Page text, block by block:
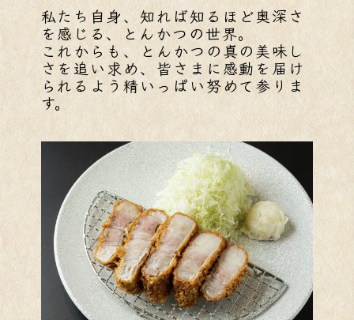
私たち自身、知れば知るほど奥深さ
を感じる、とんかつの世界。
これからも、とんかつの真の美味し
さを追い求め、皆さまに感動を届け
られるよう精いっぱい努めて参りま
す。